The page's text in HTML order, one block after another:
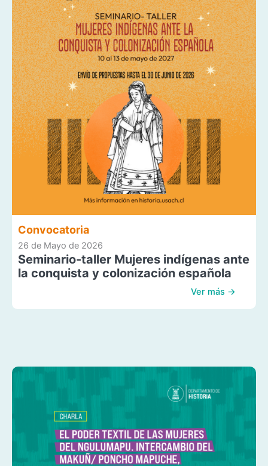
Convocatoria
26 de Mayo de 2026
Seminario-taller Mujeres indígenas ante
la conquista y colonización española
Ver más →